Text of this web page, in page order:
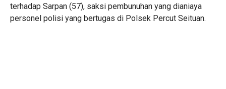
terhadap Sarpan (57), saksi pembunuhan yang dianiaya
personel polisi yang bertugas di Polsek Percut Seituan.